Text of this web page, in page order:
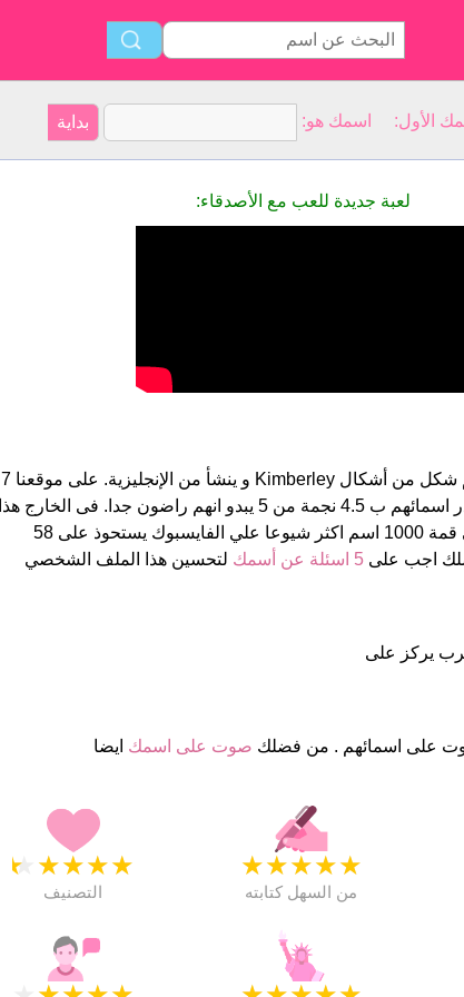
لعبة جديدة للعب مع الأصدقاء:
Kim هو اسم فتاة. الأسم شكل من أشكال Kimberley و ينشأ من الإنجليزية. على موقعنا 7
الأشخاص بأسم Kim (قدر اسمائهم ب 4.5 نجمة من 5 يبدو انهم راضون جدا. فى الخارج هذا
5 اسئلة عن أسمك لتحسين هذا الملف الشخصي
صوت على اسمك ايضا
★
★
★
★
★
التصنيف
★
★
★
★
★
من السهل كتابته